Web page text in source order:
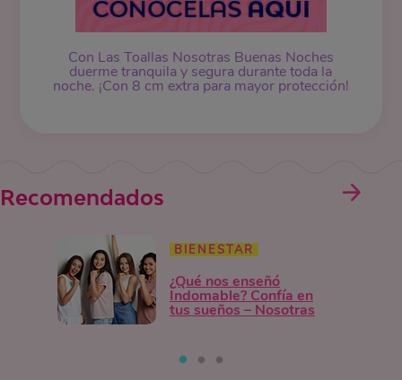
Con Las Toallas Nosotras Buenas Noches
duerme tranquila y segura durante toda la
noche. ¡Con 8 cm extra para mayor protección!
Recomendados
BIENESTAR
¿Qué nos enseñó
Indomable? Confía en
tus sueños – Nosotras